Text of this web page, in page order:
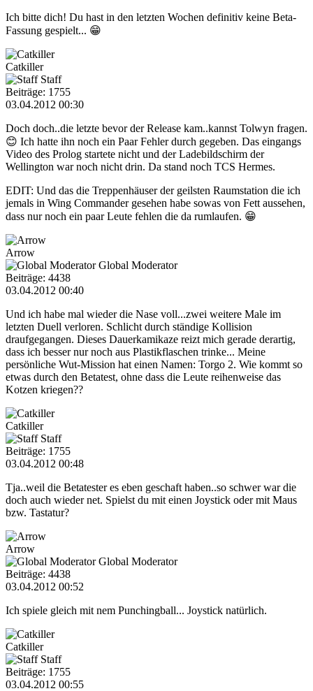
Ich bitte dich! Du hast in den letzten Wochen definitiv keine Beta-
Fassung gespielt... 😁
Catkiller
Staff
Beiträge: 1755
03.04.2012 00:30
Doch doch..die letzte bevor der Release kam..kannst Tolwyn fragen.
😊 Ich hatte ihn noch ein Paar Fehler durch gegeben. Das eingangs
Video des Prolog startete nicht und der Ladebildschirm der
Wellington war noch nicht drin. Da stand noch TCS Hermes.
EDIT: Und das die Treppenhäuser der geilsten Raumstation die ich
jemals in Wing Commander gesehen habe sowas von Fett aussehen,
dass nur noch ein paar Leute fehlen die da rumlaufen. 😁
Arrow
Global Moderator
Beiträge: 4438
03.04.2012 00:40
Und ich habe mal wieder die Nase voll...zwei weitere Male im
letzten Duell verloren. Schlicht durch ständige Kollision
draufgegangen. Dieses Dauerkamikaze reizt mich gerade derartig,
dass ich besser nur noch aus Plastikflaschen trinke... Meine
persönliche Wut-Mission hat einen Namen: Torgo 2. Wie kommt so
etwas durch den Betatest, ohne dass die Leute reihenweise das
Kotzen kriegen??
Catkiller
Staff
Beiträge: 1755
03.04.2012 00:48
Tja..weil die Betatester es eben geschaft haben..so schwer war die
doch auch wieder net. Spielst du mit einen Joystick oder mit Maus
bzw. Tastatur?
Arrow
Global Moderator
Beiträge: 4438
03.04.2012 00:52
Ich spiele gleich mit nem Punchingball... Joystick natürlich.
Catkiller
Staff
Beiträge: 1755
03.04.2012 00:55